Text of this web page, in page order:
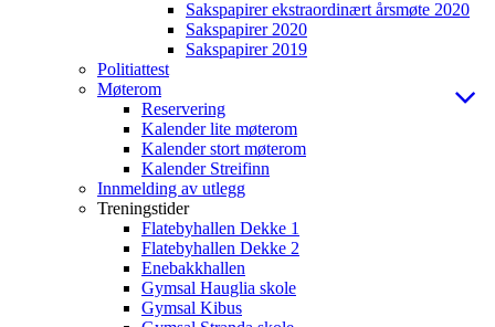
Sakspapirer ekstraordinært årsmøte 2020
Sakspapirer 2020
Sakspapirer 2019
Politiattest
Møterom
Reservering
Kalender lite møterom
Kalender stort møterom
Kalender Streifinn
Innmelding av utlegg
Treningstider
Flatebyhallen Dekke 1
Flatebyhallen Dekke 2
Enebakkhallen
Gymsal Hauglia skole
Gymsal Kibus